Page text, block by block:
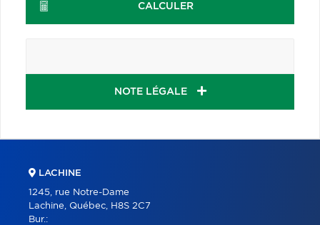
CALCULER
NOTE LÉGALE
LACHINE
1245, rue Notre-Dame
Lachine, Québec, H8S 2C7
Bur.: